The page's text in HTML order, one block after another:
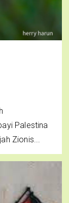
Palestina
Zionis...